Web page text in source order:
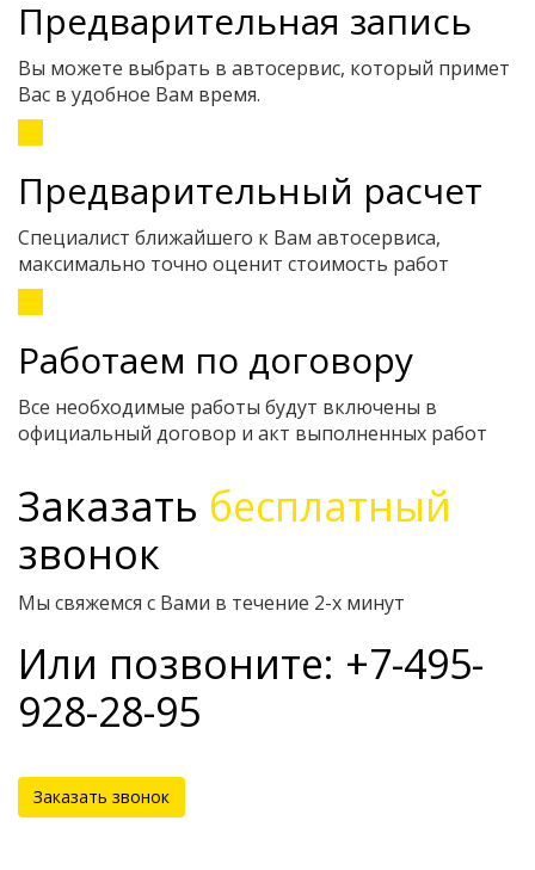
Предварительная запись
Вы можете выбрать в автосервис, который примет
Вас в удобное Вам время.
Предварительный расчет
Специалист ближайшего к Вам автосервиса,
максимально точно оценит стоимость работ
Работаем по договору
Все необходимые работы будут включены в
официальный договор и акт выполненных работ
Заказать бесплатный
звонок
Мы свяжемся с Вами в течение 2-х минут
Или позвоните: +7-495-
928-28-95
Заказать звонок